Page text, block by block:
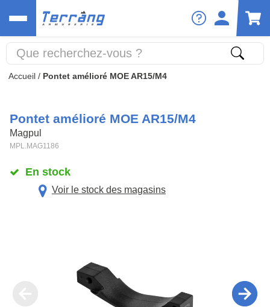
Accueil / Pontet amélioré MOE AR15/M4
Pontet amélioré MOE AR15/M4
Magpul
MPL.MAG1186
En stock
Voir le stock des magasins